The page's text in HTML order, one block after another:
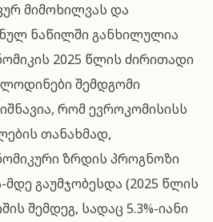
მიმოხილვას და
ნაწილში განხილულია
2025 წლის ძირითადი
შემდგომი
რომ ევროკომისისს
თანახმად,
ზრდის პროგნოზი
მდე გაუმჯობესდა (2025 წლის
შემდეგ, სადაც 5.3%-იანი